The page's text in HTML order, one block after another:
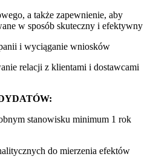
a także zapewnienie, aby
w sposób skuteczny i efektywny
i wyciąganie wniosków
relacji z klientami i dostawcami
stanowisku minimum 1 rok
do mierzenia efektów